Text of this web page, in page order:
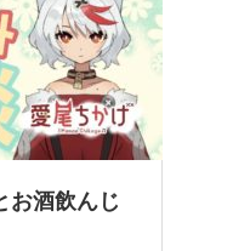
お酒飲んじ